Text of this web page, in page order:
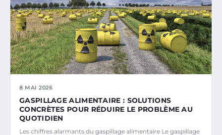
8 MAI 2026
GASPILLAGE ALIMENTAIRE : SOLUTIONS
CONCRÈTES POUR RÉDUIRE LE PROBLÈME AU
QUOTIDIEN
Les chiffres alarmants du gaspillage alimentaire Le gaspillage